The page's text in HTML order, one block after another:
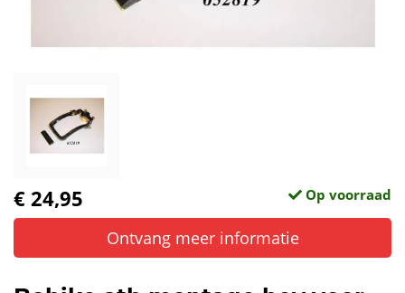
€ 24,95 Op voorraad
Ontvang meer informatie